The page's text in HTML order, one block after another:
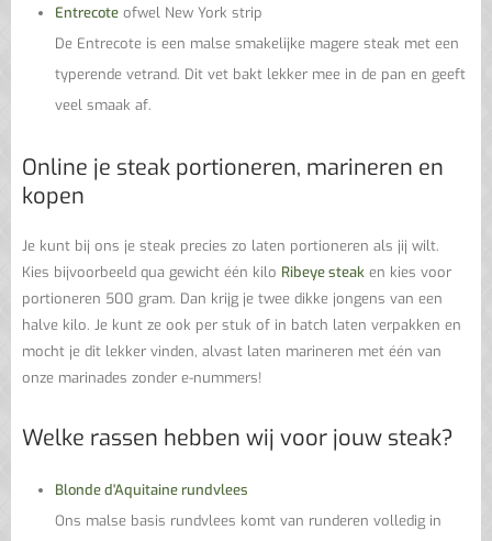
Entrecote ofwel New York strip
De Entrecote is een malse smakelijke magere steak met een
typerende vetrand. Dit vet bakt lekker mee in de pan en geeft
veel smaak af.
Online je steak portioneren, marineren en
kopen
Je kunt bij ons je steak precies zo laten portioneren als jij wilt.
Kies bijvoorbeeld qua gewicht één kilo Ribeye steak en kies voor
portioneren 500 gram. Dan krijg je twee dikke jongens van een
halve kilo. Je kunt ze ook per stuk of in batch laten verpakken en
mocht je dit lekker vinden, alvast laten marineren met één van
onze marinades zonder e-nummers!
Welke rassen hebben wij voor jouw steak?
Blonde d'Aquitaine rundvlees
Ons malse basis rundvlees komt van runderen volledig in